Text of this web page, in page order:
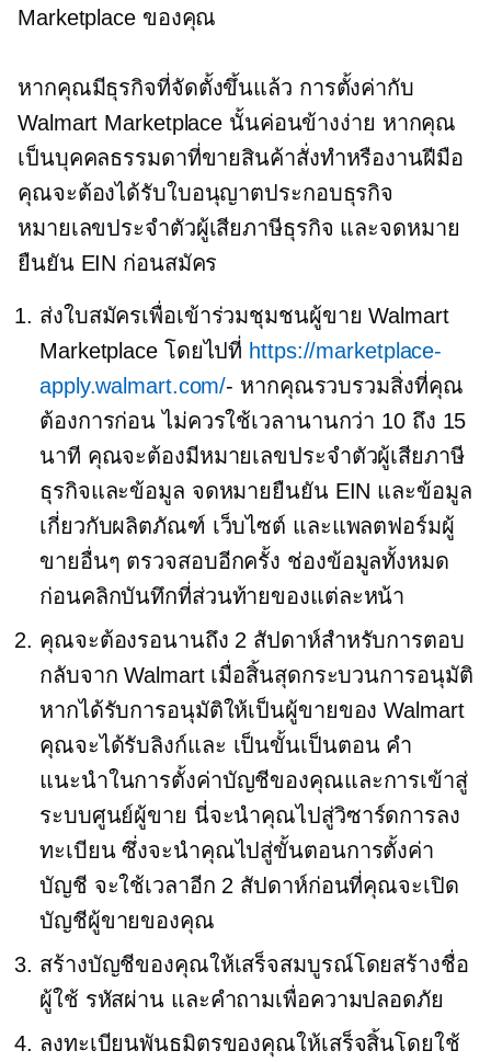
Marketplace ของคุณ
หากคุณมีธุรกิจที่จัดตั้งขึ้นแล้ว การตั้งค่ากับ
Walmart Marketplace นั้นค่อนข้างง่าย หากคุณ
เป็นบุคคลธรรมดาที่ขายสินค้าสั่งทำหรืองานฝีมือ
คุณจะต้องได้รับใบอนุญาตประกอบธุรกิจ
หมายเลขประจำตัวผู้เสียภาษีธุรกิจ และจดหมาย
ยืนยัน EIN ก่อนสมัคร
ส่งใบสมัครเพื่อเข้าร่วมชุมชนผู้ขาย Walmart
Marketplace โดยไปที่ https://marketplace-
apply.walmart.com/- หากคุณรวบรวมสิ่งที่คุณ
ต้องการก่อน ไม่ควรใช้เวลานานกว่า 10 ถึง 15
นาที คุณจะต้องมีหมายเลขประจำตัวผู้เสียภาษี
ธุรกิจและข้อมูล จดหมายยืนยัน EIN และข้อมูล
เกี่ยวกับผลิตภัณฑ์ เว็บไซต์ และแพลตฟอร์มผู้
ขายอื่นๆ ตรวจสอบอีกครั้ง ช่องข้อมูลทั้งหมด
ก่อนคลิกบันทึกที่ส่วนท้ายของแต่ละหน้า
คุณจะต้องรอนานถึง 2 สัปดาห์สำหรับการตอบ
กลับจาก Walmart เมื่อสิ้นสุดกระบวนการอนุมัติ
หากได้รับการอนุมัติให้เป็นผู้ขายของ Walmart
คุณจะได้รับลิงก์และ เป็นขั้นเป็นตอนคำ
แนะนำในการตั้งค่าบัญชีของคุณและการเข้าสู่
ระบบศูนย์ผู้ขาย นี่จะนำคุณไปสู่วิซาร์ดการลง
ทะเบียน ซึ่งจะนำคุณไปสู่ขั้นตอนการตั้งค่า
บัญชี จะใช้เวลาอีก 2 สัปดาห์ก่อนที่คุณจะเปิด
บัญชีผู้ขายของคุณ
สร้างบัญชีของคุณให้เสร็จสมบูรณ์โดยสร้างชื่อ
ผู้ใช้ รหัสผ่าน และคำถามเพื่อความปลอดภัย
ลงทะเบียนพันธมิตรของคุณให้เสร็จสิ้นโดยใช้